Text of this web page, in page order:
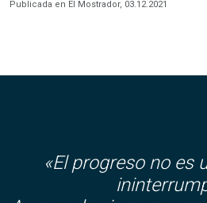
Publicada en El Mostrador, 03.12.2021
«El progreso no es